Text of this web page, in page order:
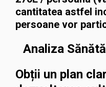
cantitatea astfel
persoane vor
Analiza
Obții un plan